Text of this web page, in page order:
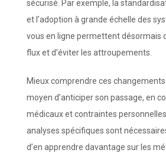
sécurisé. Par exemple, la
et l’adoption à grande échelle des
vous en ligne permettent désormais
flux et d’éviter les attroupements.
Mieux comprendre ces
moyen d’anticiper son passage, en
médicaux et contraintes
analyses spécifiques sont
d’en apprendre davantage sur les